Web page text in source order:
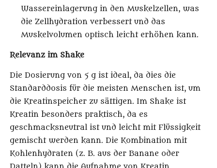
Wassereinlagerung in den Muskelzellen, was
die Zellhydration verbessert und das
Muskelvolumen optisch leicht erhöhen kann.
Relevanz im Shake
Die Dosierung von 5 g ist ideal, da dies die
Standarddosis für die meisten Menschen ist, um
die Kreatinspeicher zu sättigen. Im Shake ist
Kreatin besonders praktisch, da es
geschmacksneutral ist und leicht mit Flüssigkeit
gemischt werden kann. Die Kombination mit
Kohlenhydraten (z. B. aus der Banane oder